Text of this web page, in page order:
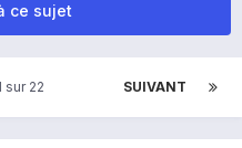
ce sujet
SUIVANT
sur 22